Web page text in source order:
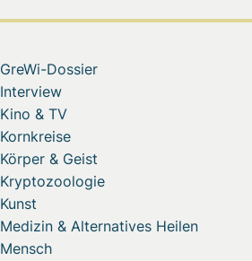
GreWi-Dossier
Interview
Kino & TV
Kornkreise
Körper & Geist
Kryptozoologie
Kunst
Medizin & Alternatives Heilen
Mensch